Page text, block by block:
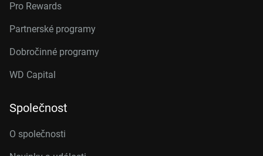
Pro Rewards
Partnerské programy
Dobročinné programy
WD Capital
Společnost
O společnosti